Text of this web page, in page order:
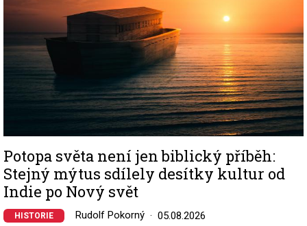
Potopa světa není jen biblický příběh:
Stejný mýtus sdílely desítky kultur od
Indie po Nový svět
HISTORIE Rudolf Pokorný 05.08.2026